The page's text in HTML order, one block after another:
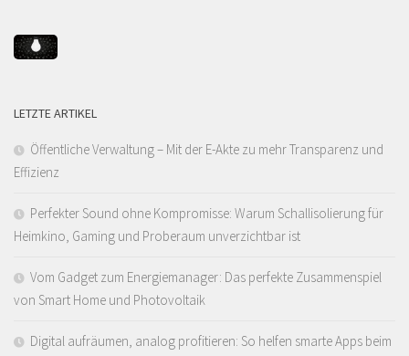
LETZTE ARTIKEL
Öffentliche Verwaltung – Mit der E-Akte zu mehr Transparenz und
Effizienz
Perfekter Sound ohne Kompromisse: Warum Schallisolierung für
Heimkino, Gaming und Proberaum unverzichtbar ist
Vom Gadget zum Energiemanager: Das perfekte Zusammenspiel
von Smart Home und Photovoltaik
Digital aufräumen, analog profitieren: So helfen smarte Apps beim